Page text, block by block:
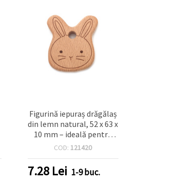
Figurină iepuraș drăgălaș
din lemn natural, 52 x 63 x
10 mm – ideală pentru
hobby & craft, proiecte
DIY, cu orificiu 9 mm
COD: 121420
7.28Lei 1-9 buc.